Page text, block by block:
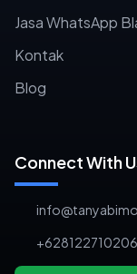
Jasa WhatsApp
Kontak
Blog
Connect With